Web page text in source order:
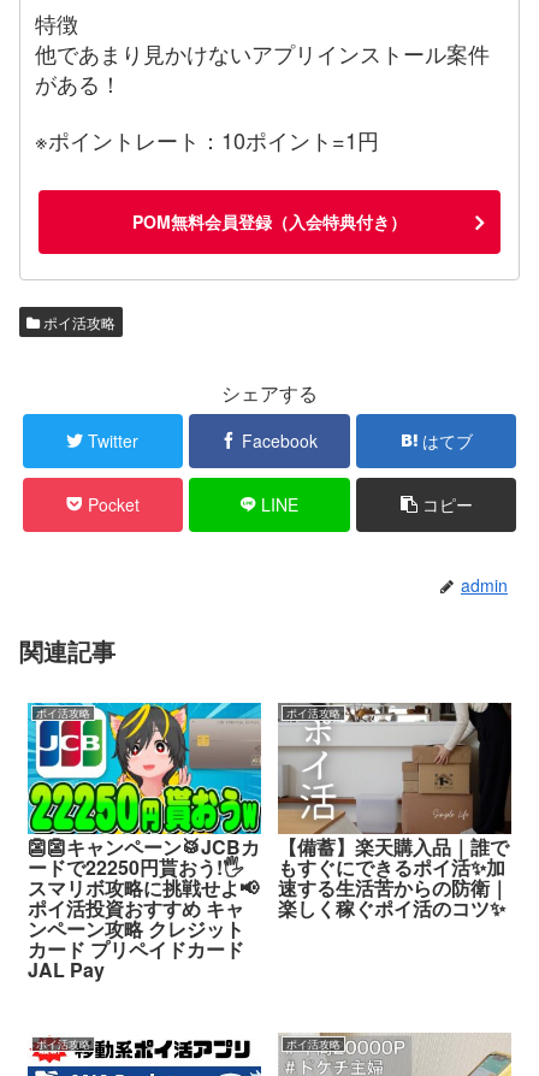
特徴
他であまり見かけないアプリインストール案件
がある！
※ポイントレート：10ポイント=1円
POM無料会員登録（入会特典付き）
ポイ活攻略
シェアする
Twitter Facebook はてブ
Pocket LINE コピー
admin
関連記事
ポイ活攻略
👺👺キャンペーン🥁JCBカ
ードで22250円貰おう!🖐️
スマリボ攻略に挑戦せよ📢
ポイ活投資おすすめ キャ
ンペーン攻略 クレジット
カード プリペイドカード
JAL Pay
ポイ活攻略
【備蓄】楽天購入品｜誰で
もすぐにできるポイ活✨加
速する生活苦からの防衛｜
楽しく稼ぐポイ活のコツ✨
ポイ活攻略 ポイ活攻略